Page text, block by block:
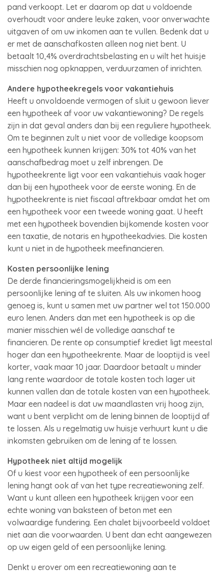
pand verkoopt. Let er daarom op dat u voldoende
overhoudt voor andere leuke zaken, voor onverwachte
uitgaven of om uw inkomen aan te vullen. Bedenk dat u
er met de aanschafkosten alleen nog niet bent. U
betaalt 10,4% overdrachtsbelasting en u wilt het huisje
misschien nog opknappen, verduurzamen of inrichten.
Andere hypotheekregels voor vakantiehuis
Heeft u onvoldoende vermogen of sluit u gewoon liever
een hypotheek af voor uw vakantiewoning? De regels
zijn in dat geval anders dan bij een reguliere hypotheek.
Om te beginnen zult u niet voor de volledige koopsom
een hypotheek kunnen krijgen: 30% tot 40% van het
aanschafbedrag moet u zelf inbrengen. De
hypotheekrente ligt voor een vakantiehuis vaak hoger
dan bij een hypotheek voor de eerste woning. En de
hypotheekrente is niet fiscaal aftrekbaar omdat het om
een hypotheek voor een tweede woning gaat. U heeft
met een hypotheek bovendien bijkomende kosten voor
een taxatie, de notaris en hypotheekadvies. Die kosten
kunt u niet in de hypotheek meefinancieren.
Kosten persoonlijke lening
De derde financieringsmogelijkheid is om een
persoonlijke lening af te sluiten. Als uw inkomen hoog
genoeg is, kunt u samen met uw partner wel tot 150.000
euro lenen. Anders dan met een hypotheek is op die
manier misschien wél de volledige aanschaf te
financieren. De rente op consumptief krediet ligt meestal
hoger dan een hypotheekrente. Maar de looptijd is veel
korter, vaak maar 10 jaar. Daardoor betaalt u minder
lang rente waardoor de totale kosten toch lager uit
kunnen vallen dan de totale kosten van een hypotheek.
Maar een nadeel is dat uw maandlasten vrij hoog zijn,
want u bent verplicht om de lening binnen de looptijd af
te lossen. Als u regelmatig uw huisje verhuurt kunt u die
inkomsten gebruiken om de lening af te lossen.
Hypotheek niet altijd mogelijk
Of u kiest voor een hypotheek of een persoonlijke
lening hangt ook af van het type recreatiewoning zelf.
Want u kunt alleen een hypotheek krijgen voor een
echte woning van baksteen of beton met een
volwaardige fundering. Een chalet bijvoorbeeld voldoet
niet aan die voorwaarden. U bent dan echt aangewezen
op uw eigen geld of een persoonlijke lening.
Denkt u erover om een recreatiewoning aan te